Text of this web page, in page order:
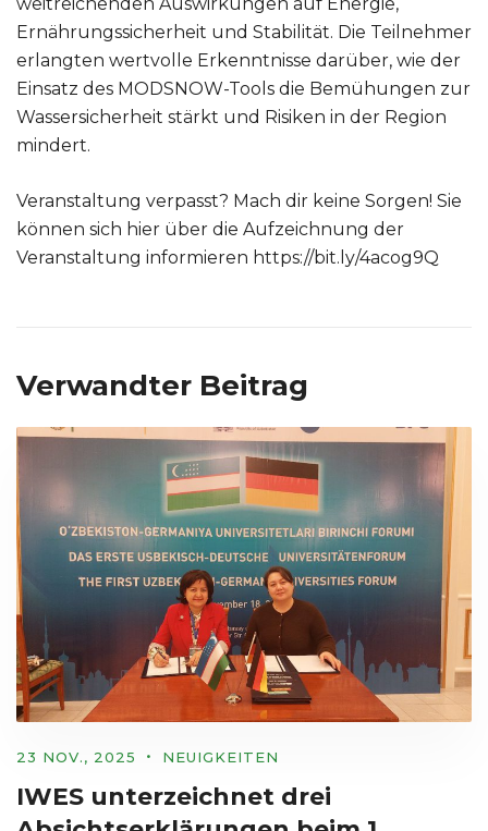
Ernährungssicherheit und Stabilität. Die Teilnehmer
erlangten wertvolle Erkenntnisse darüber, wie der
Einsatz des MODSNOW-Tools die Bemühungen zur
Wassersicherheit stärkt und Risiken in der Region
mindert.
Veranstaltung verpasst? Mach dir keine Sorgen! Sie
können sich hier über die Aufzeichnung der
Veranstaltung informieren https://bit.ly/4acog9Q
Verwandter Beitrag
23 NOV., 2025 NEUIGKEITEN
IWES unterzeichnet drei